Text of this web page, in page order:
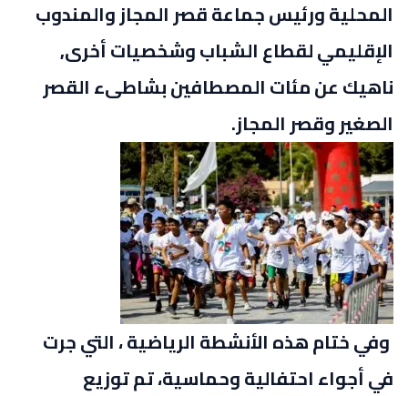
المحلية ورئيس جماعة قصر المجاز والمندوب
الإقليمي لقطاع الشباب وشخصيات أخرى,
ناهيك عن مئات المصطافين بشاطىء القصر
الصغير وقصر المجاز.
وفي ختام هذه الأنشطة الرياضية ، التي جرت
في أجواء احتفالية وحماسية، تم توزيع